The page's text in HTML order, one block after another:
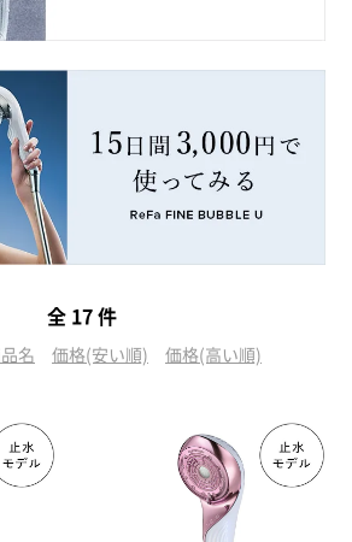
全 17 件
名 価格(安い順) 価格(高い順)